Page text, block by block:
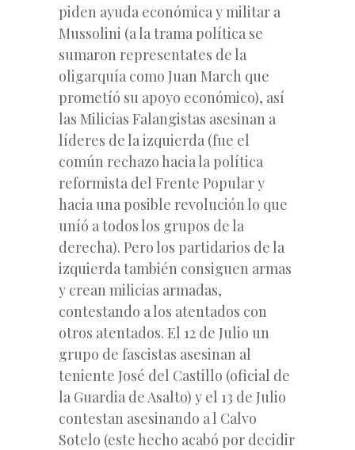
piden ayuda económica y militar a
Mussolini (a la trama política se
sumaron representates de la
oligarquía como Juan March que
prometíó su apoyo económico), así
las Milicias Falangistas asesinan a
líderes de la izquierda (fue el
común rechazo hacia la política
reformista del Frente Popular y
hacia una posible revolución lo que
uníó a todos los grupos de la
derecha). Pero los partidarios de la
izquierda también consiguen armas
y crean milicias armadas,
contestando a los atentados con
otros atentados. El 12 de Julio un
grupo de fascistas asesinan al
teniente José del Castillo (oficial de
la Guardia de Asalto) y el 13 de Julio
contestan asesinando a l Calvo
Sotelo (este hecho acabó por decidir